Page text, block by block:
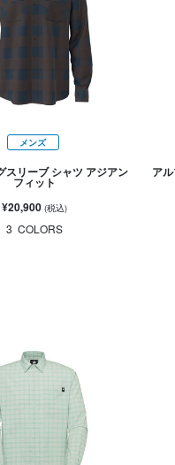
メンズ
スリーブ シャツ アジアン
フィット
¥20,900 (税込)
3 COLORS
ア